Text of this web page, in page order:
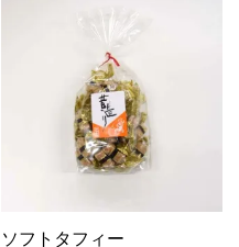
ソフトタフィー